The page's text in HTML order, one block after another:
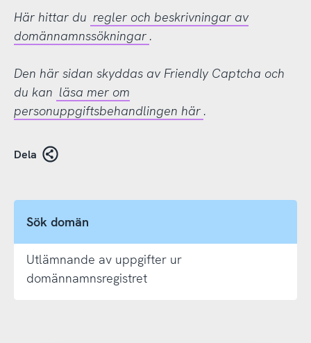
Här hittar du regler och beskrivningar av
domännamnssökningar .
Den här sidan skyddas av Friendly Captcha och
du kan läsa mer om
personuppgiftsbehandlingen här .
Dela
Sök domän
Utlämnande av uppgifter ur
domännamnsregistret